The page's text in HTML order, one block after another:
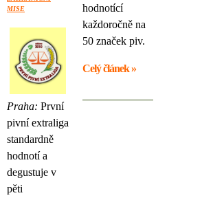
MISE
Praha: První
pivní extraliga
standardně
hodnotí a
degustuje v
pěti
hodnotící
každoročně na
50 značek piv.
Celý článek »